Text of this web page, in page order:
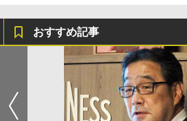
おすすめ記事